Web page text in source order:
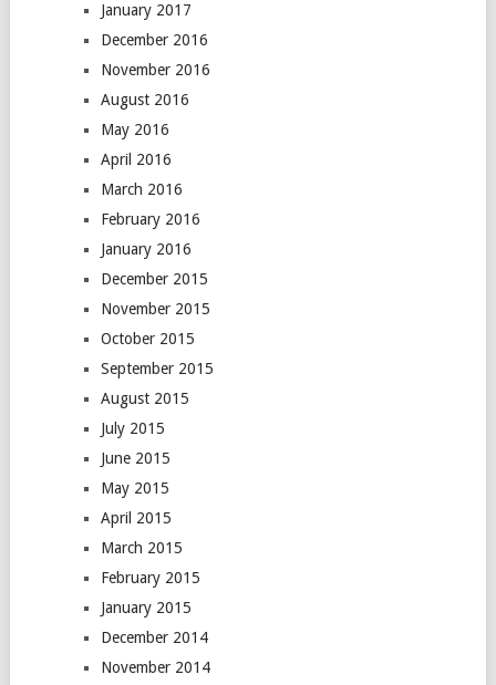
January 2017
December 2016
November 2016
August 2016
May 2016
April 2016
March 2016
February 2016
January 2016
December 2015
November 2015
October 2015
September 2015
August 2015
July 2015
June 2015
May 2015
April 2015
March 2015
February 2015
January 2015
December 2014
November 2014